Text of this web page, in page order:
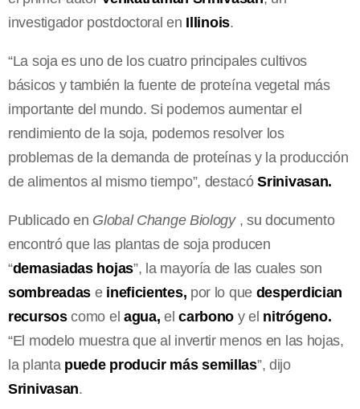
investigador postdoctoral en Illinois.
“La soja es uno de los cuatro principales cultivos
básicos y también la fuente de proteína vegetal más
importante del mundo. Si podemos aumentar el
rendimiento de la soja, podemos resolver los
problemas de la demanda de proteínas y la producción
de alimentos al mismo tiempo”, destacóSrinivasan.
Publicado en Global Change Biology, su documento
encontró que las plantas de soja producen
“demasiadas hojas”, la mayoría de las cuales son
sombreadas e ineficientes, por lo que desperdician
recursoscomo el agua, elcarbono y el nitrógeno.
“El modelo muestra que al invertir menos en las hojas,
la planta puede producir más semillas”, dijo
Srinivasan.